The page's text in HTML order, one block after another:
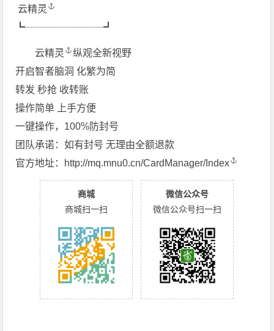
云精灵
┗┈┈┈┈┈┈┈┈┛
云精灵
️纵观全新视野
开启智者脑洞 化繁为简
转发 秒抢 收转账
操作简单 上手方便
一键操作，100%防封号
团队承诺：如有封号 无理由全额退款
官方地址： http://mq.mnu0.cn/CardManager/Index
商城
商城扫一扫
微信公众号
微信公众号扫一扫